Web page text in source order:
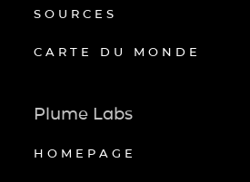
SOURCES
CARTE DU MONDE
Plume Labs
HOMEPAGE